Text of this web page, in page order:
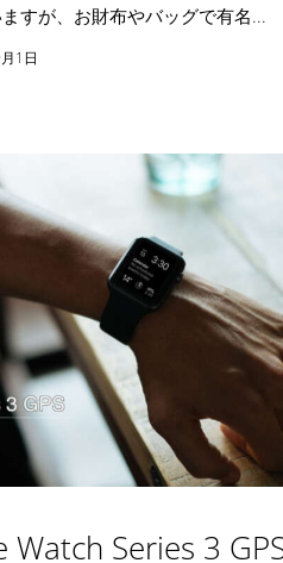
すが、お財布やバッグで有名...
1日
Watch Series 3